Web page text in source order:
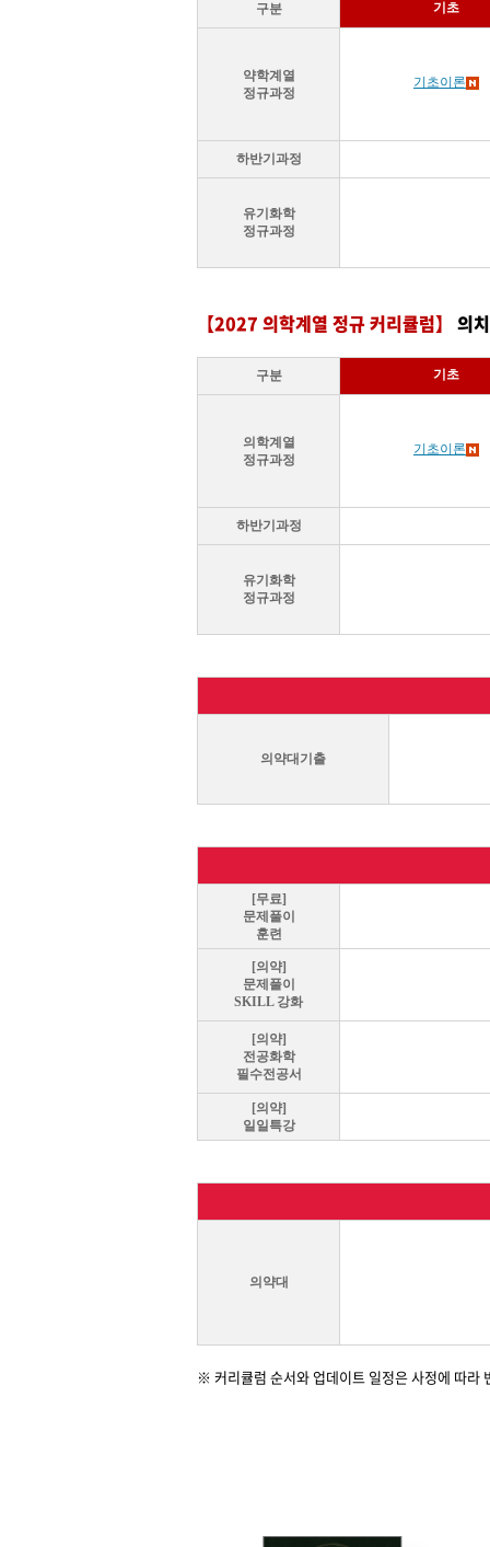
구분 기초
약학계열
정규과정
기초이론
하반기과정
유기화학
정규과정
【2027 의학계열 정규 커리큘럼】 의
구분 기초
의학계열
정규과정
기초이론
하반기과정
유기화학
정규과정
의약대기출
[무료]
문제풀이
훈련
[의약]
문제풀이
SKILL 강화
[의약]
전공화학
필수전공서
[의약]
일일특강
의약대
※ 커리큘럼 순서와 업데이트 일정은 사정에 따라